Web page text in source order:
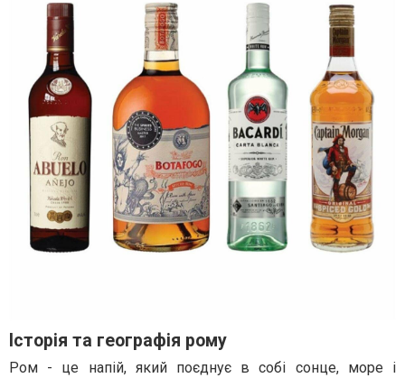
Історія та географія рому
Ром - це напій, який поєднує в собі сонце, море і